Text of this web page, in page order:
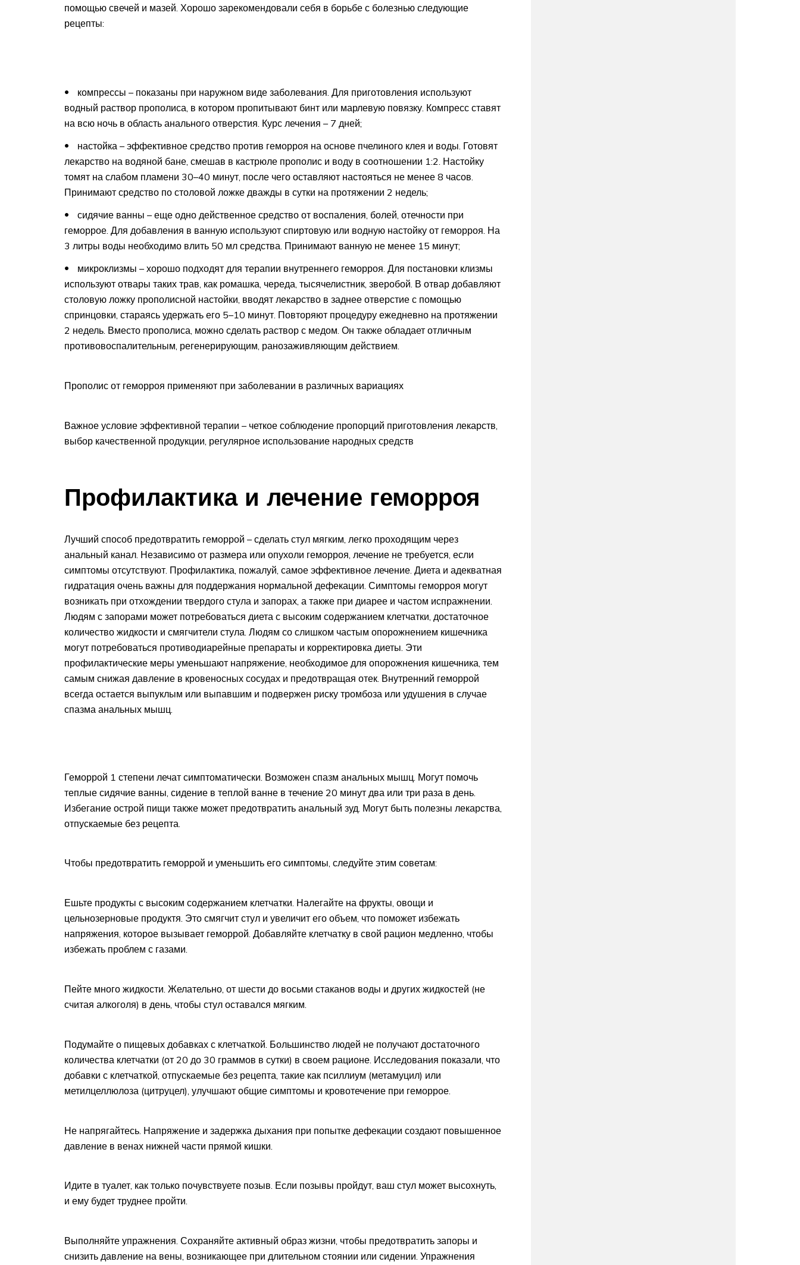
помощью свечей и мазей. Хорошо зарекомендовали себя в борьбе с болезнью следующие
рецепты:
компрессы – показаны при наружном виде заболевания. Для приготовления используют
водный раствор прополиса, в котором пропитывают бинт или марлевую повязку. Компресс ставят
на всю ночь в область анального отверстия. Курс лечения – 7 дней;
настойка – эффективное средство против геморроя на основе пчелиного клея и воды. Готовят
лекарство на водяной бане, смешав в кастрюле прополис и воду в соотношении 1:2. Настойку
томят на слабом пламени 30–40 минут, после чего оставляют настояться не менее 8 часов.
Принимают средство по столовой ложке дважды в сутки на протяжении 2 недель;
сидячие ванны – еще одно действенное средство от воспаления, болей, отечности при
геморрое. Для добавления в ванную используют спиртовую или водную настойку от геморроя. На
3 литры воды необходимо влить 50 мл средства. Принимают ванную не менее 15 минут;
микроклизмы – хорошо подходят для терапии внутреннего геморроя. Для постановки клизмы
используют отвары таких трав, как ромашка, череда, тысячелистник, зверобой. В отвар добавляют
столовую ложку прополисной настойки, вводят лекарство в заднее отверстие с помощью
спринцовки, стараясь удержать его 5–10 минут. Повторяют процедуру ежедневно на протяжении
2 недель. Вместо прополиса, можно сделать раствор с медом. Он также обладает отличным
противовоспалительным, регенерирующим, ранозаживляющим действием.
Прополис от геморроя применяют при заболевании в различных вариациях
Важное условие эффективной терапии – четкое соблюдение пропорций приготовления лекарств,
выбор качественной продукции, регулярное использование народных средств
Профилактика и лечение геморроя
Лучший способ предотвратить геморрой – сделать стул мягким, легко проходящим через
анальный канал. Независимо от размера или опухоли геморроя, лечение не требуется, если
симптомы отсутствуют. Профилактика, пожалуй, самое эффективное лечение. Диета и адекватная
гидратация очень важны для поддержания нормальной дефекации. Симптомы геморроя могут
возникать при отхождении твердого стула и запорах, а также при диарее и частом испражнении.
Людям с запорами может потребоваться диета с высоким содержанием клетчатки, достаточное
количество жидкости и смягчители стула. Людям со слишком частым опорожнением кишечника
могут потребоваться противодиарейные препараты и корректировка диеты. Эти
профилактические меры уменьшают напряжение, необходимое для опорожнения кишечника, тем
самым снижая давление в кровеносных сосудах и предотвращая отек. Внутренний геморрой
всегда остается выпуклым или выпавшим и подвержен риску тромбоза или удушения в случае
спазма анальных мышц.
Геморрой 1 степени лечат симптоматически. Возможен спазм анальных мышц. Могут помочь
теплые сидячие ванны, сидение в теплой ванне в течение 20 минут два или три раза в день.
Избегание острой пищи также может предотвратить анальный зуд. Могут быть полезны лекарства,
отпускаемые без рецепта.
Чтобы предотвратить геморрой и уменьшить его симптомы, следуйте этим советам:
Ешьте продукты с высоким содержанием клетчатки. Налегайте на фрукты, овощи и
цельнозерновые продуктя. Это смягчит стул и увеличит его объем, что поможет избежать
напряжения, которое вызывает геморрой. Добавляйте клетчатку в свой рацион медленно, чтобы
избежать проблем с газами.
Пейте много жидкости. Желательно, от шести до восьми стаканов воды и других жидкостей (не
считая алкоголя) в день, чтобы стул оставался мягким.
Подумайте о пищевых добавках с клетчаткой. Большинство людей не получают достаточного
количества клетчатки (от 20 до 30 граммов в сутки) в своем рационе. Исследования показали, что
добавки с клетчаткой, отпускаемые без рецепта, такие как псиллиум (метамуцил) или
метилцеллюлоза (цитруцел), улучшают общие симптомы и кровотечение при геморрое.
Не напрягайтесь. Напряжение и задержка дыхания при попытке дефекации создают повышенное
давление в венах нижней части прямой кишки.
Идите в туалет, как только почувствуете позыв. Если позывы пройдут, ваш стул может высохнуть,
и ему будет труднее пройти.
Выполняйте упражнения. Сохраняйте активный образ жизни, чтобы предотвратить запоры и
снизить давление на вены, возникающее при длительном стоянии или сидении. Упражнения